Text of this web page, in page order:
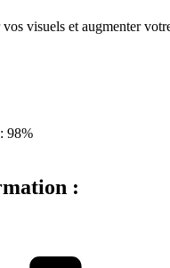
visuels et augmenter
98%
: